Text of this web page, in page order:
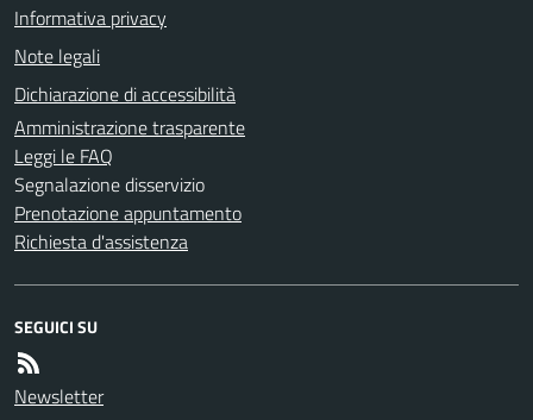
Informativa privacy
Note legali
Dichiarazione di accessibilità
Amministrazione trasparente
Leggi le FAQ
Segnalazione disservizio
Prenotazione appuntamento
Richiesta d'assistenza
SEGUICI SU
Newsletter